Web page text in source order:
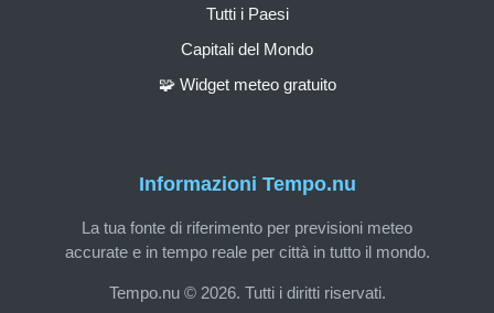
Informazioni Tempo.nu
La tua fonte di riferimento per previsioni meteo
accurate e in tempo reale per città in tutto il mondo.
Tempo.nu © 2026. Tutti i diritti riservati.
Tutti i Paesi
Capitali del Mondo
🧩 Widget meteo gratuito